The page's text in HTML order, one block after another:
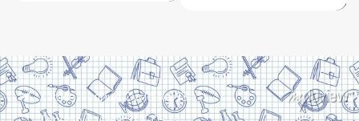
Харків, вулиця Сумська, 13